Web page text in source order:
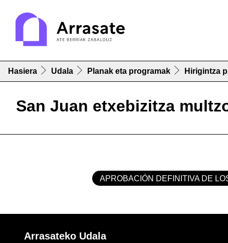
Hasiera Udala Planak eta programak Hirigintza
San Juan etxebizitza
APROBACIÓN DEFINITIVA DE
Arrasateko Udala